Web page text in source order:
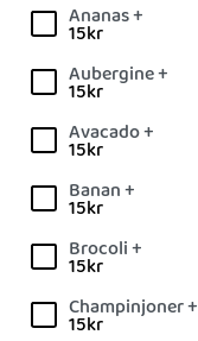
Ananas +
15kr
Aubergine +
15kr
Avacado +
15kr
Banan +
15kr
Brocoli +
15kr
Champinjoner +
15kr